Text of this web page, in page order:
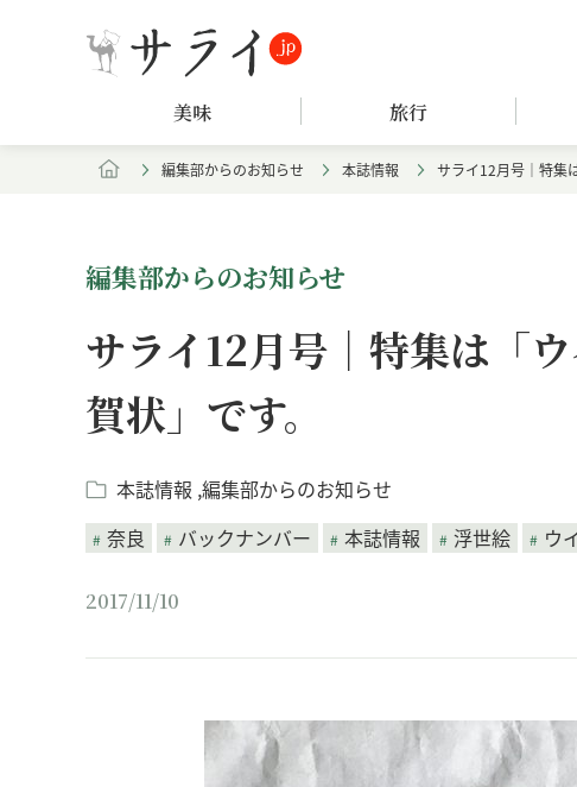
美味 旅行
編集部からのお知らせ 本誌情報 サライ12月号｜特集
編集部からのお知らせ
サライ12月号｜特集は「
賀状」です。
本誌情報 編集部からのお知らせ
奈良
バックナンバー 本誌情報 浮世絵 ウ
2017/11/10